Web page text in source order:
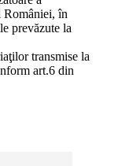
României, în
prevăzute la
transmise la
art.6 din